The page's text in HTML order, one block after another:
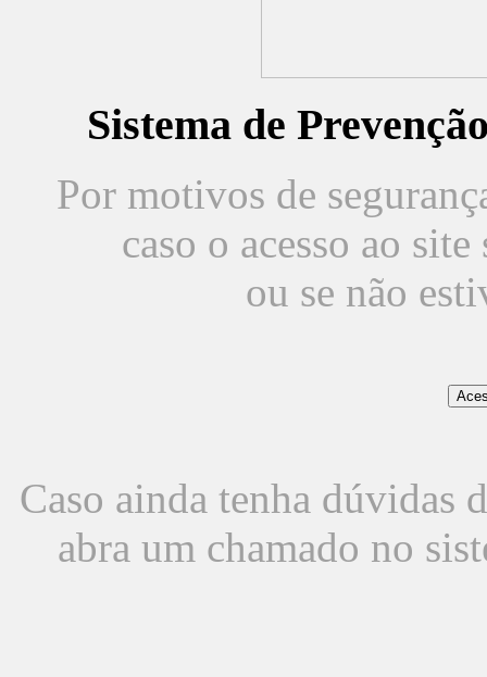
Sistema de
Por motivos de
caso o acesso ao
ou se não
Caso ainda tenha dúvidas
abra um chamado no